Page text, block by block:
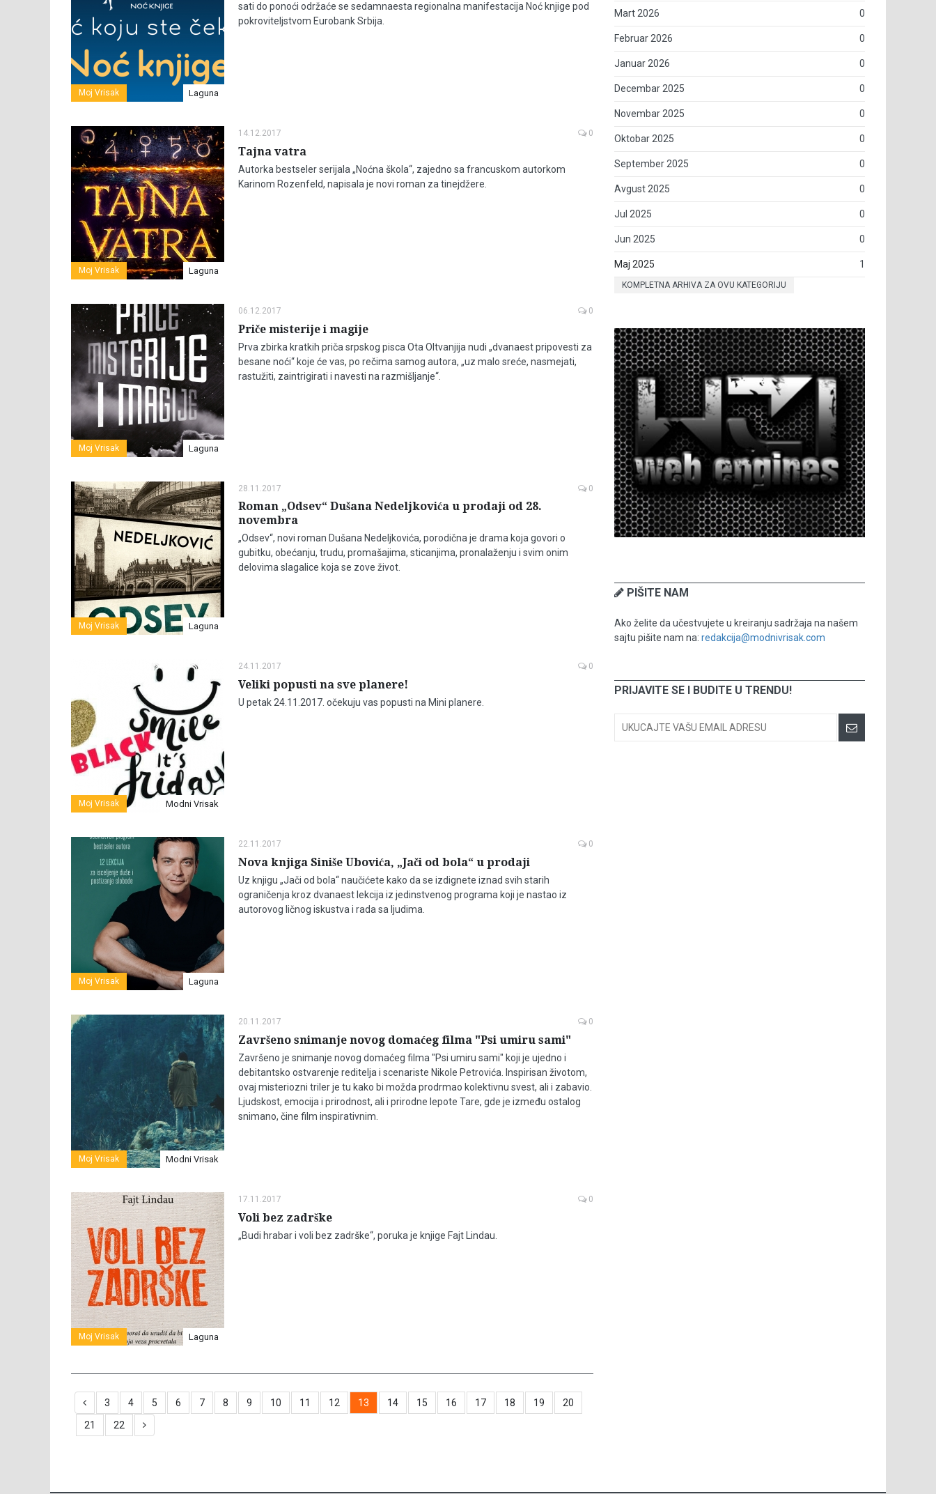
Moj Vrisak Laguna
sati do ponoći održaće se sedamnaesta regionalna manifestacija Noć knjige pod
pokroviteljstvom Eurobank Srbija.
Moj Vrisak Laguna
14.12.2017 0
Tajna vatra
Autorka bestseler serijala „Noćna škola“, zajedno sa francuskom autorkom
Karinom Rozenfeld, napisala je novi roman za tinejdžere.
Moj Vrisak Laguna
06.12.2017 0
Priče misterije i magije
Prva zbirka kratkih priča srpskog pisca Ota Oltvanjija nudi „dvanaest pripovesti za
besane noći“ koje će vas, po rečima samog autora, „uz malo sreće, nasmejati,
rastužiti, zaintrigirati i navesti na razmišljanje“.
Moj Vrisak Laguna
28.11.2017 0
Roman „Odsev“ Dušana Nedeljkovića u prodaji od 28.
novembra
„Odsev“, novi roman Dušana Nedeljkovića, porodična je drama koja govori o
gubitku, obećanju, trudu, promašajima, sticanjima, pronalaženju i svim onim
delovima slagalice koja se zove život.
Moj Vrisak Modni Vrisak
24.11.2017 0
Veliki popusti na sve planere!
U petak 24.11.2017. očekuju vas popusti na Mini planere.
Moj Vrisak Laguna
22.11.2017 0
Nova knjiga Siniše Ubovića, „Jači od bola“ u prodaji
Uz knjigu „Jači od bola“ naučićete kako da se izdignete iznad svih starih
ograničenja kroz dvanaest lekcija iz jedinstvenog programa koji je nastao iz
autorovog ličnog iskustva i rada sa ljudima.
Moj Vrisak Modni Vrisak
20.11.2017 0
Završeno snimanje novog domaćeg filma "Psi umiru sami"
Završeno je snimanje novog domaćeg filma "Psi umiru sami" koji je ujedno i
debitantsko ostvarenje reditelja i scenariste Nikole Petrovića. Inspirisan životom,
ovaj misteriozni triler je tu kako bi možda prodrmao kolektivnu svest, ali i zabavio.
Ljudskost, emocija i prirodnost, ali i prirodne lepote Tare, gde je između ostalog
snimano, čine film inspirativnim.
Moj Vrisak Laguna
17.11.2017 0
Voli bez zadrške
„Budi hrabar i voli bez zadrške“, poruka je knjige Fajt Lindau.
3 4 5 6 7 8 9 10 11 12 13 14 15 16 17 18 19
20
21
22
Mart 2026 0
Februar 2026 0
Januar 2026 0
Decembar 2025 0
Novembar 2025 0
Oktobar 2025 0
September 2025 0
Avgust 2025 0
Jul 2025 0
Jun 2025 0
Maj 2025 1
KOMPLETNA ARHIVA ZA OVU KATEGORIJU
PIŠITE NAM
Ako želite da učestvujete u kreiranju sadržaja na našem
sajtu pišite nam na: redakcija@modnivrisak.com
PRIJAVITE SE I BUDITE U TRENDU!